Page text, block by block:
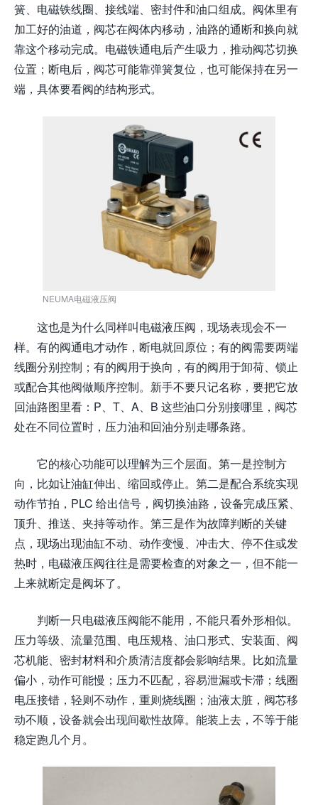
簧、电磁铁线圈、接线端、密封件和油口组成。阀体里有
加工好的油道，阀芯在阀体内移动，油路的通断和换向就
靠这个移动完成。电磁铁通电后产生吸力，推动阀芯切换
位置；断电后，阀芯可能靠弹簧复位，也可能保持在另一
端，具体要看阀的结构形式。
NEUMA电磁液压阀
这也是为什么同样叫电磁液压阀，现场表现会不一
样。有的阀通电才动作，断电就回原位；有的阀需要两端
线圈分别控制；有的阀用于换向，有的阀用于卸荷、锁止
或配合其他阀做顺序控制。新手不要只记名称，要把它放
回油路图里看：P、T、A、B 这些油口分别接哪里，阀芯
处在不同位置时，压力油和回油分别走哪条路。
它的核心功能可以理解为三个层面。第一是控制方
向，比如让油缸伸出、缩回或停止。第二是配合系统实现
动作节拍，PLC 给出信号，阀切换油路，设备完成压紧、
顶升、推送、夹持等动作。第三是作为故障判断的关键
点，现场出现油缸不动、动作变慢、冲击大、停不住或发
热时，电磁液压阀往往是需要检查的对象之一，但不能一
上来就断定是阀坏了。
判断一只电磁液压阀能不能用，不能只看外形相似。
压力等级、流量范围、电压规格、油口形式、安装面、阀
芯机能、密封材料和介质清洁度都会影响结果。比如流量
偏小，动作可能慢；压力不匹配，容易泄漏或卡滞；线圈
电压接错，轻则不动作，重则烧线圈；油液太脏，阀芯移
动不顺，设备就会出现间歇性故障。能装上去，不等于能
稳定跑几个月。